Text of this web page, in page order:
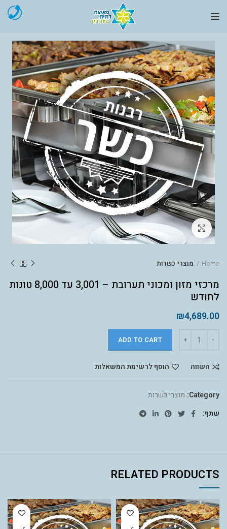
לחץ להגדלה
Home מוצרי כשרות
מרכזי מזון ומכוני תערובת – 3,001 עד 8,000 טונות
לחודש
₪4,689.00
ADD TO CART
השווה הוסף לרשימת המשאלות
Category: מוצרי כשרות
שתף
RELATED PRODUCTS